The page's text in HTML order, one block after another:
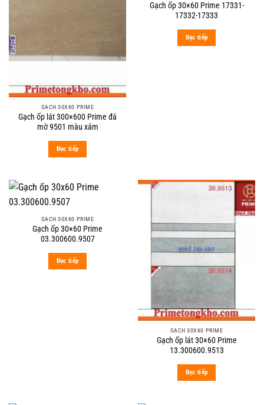
GẠCH 30X60 PRIME
Gạch ốp lát 300×600 Prime đá
mờ 9501 màu xám
Đọc tiếp
Gạch ốp 30×60 Prime 17331-
17332-17333
Đọc tiếp
GẠCH 30X60 PRIME
Gạch ốp 30×60 Prime
03.300600.9507
Đọc tiếp
GẠCH 30X60 PRIME
Gạch ốp lát 30×60 Prime
13.300600.9513
Đọc tiếp